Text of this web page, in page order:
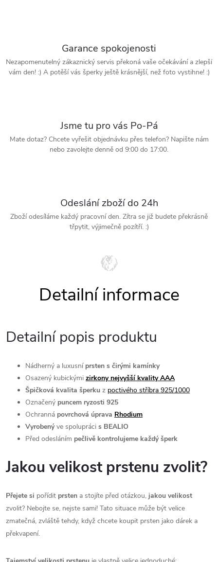
Garance spokojenosti
Nezapomenutelný zákaznický servis překoná vaše očekávání a zlepší
vám den! :) A potěší vás šperky ještě krásnější, než foto vystihne! :)
Jsme tu pro vás Po-Pá
Mate dotaz? Chcete vyřešit objednávku přes telefon? Napište nám
nebo zavolejte denně od 9:00 do 17:00.
Odeslání zboží do 24h
Zboží odesíláme každý pracovní den. Zítra se již budete překrásně
třpytit, výjimečně pozítří. :)
Detailní popis produktu
Nádherný a luxusní prsten s čirými kamínky
Osazený kubickými zirkony nejvyšší kvality AAA
Špičková kvalita šperku z poctivého stříbra 925/1000
Označený puncem ryzosti 925
Ochranná povrchová úprava Rhodium
Vyrobenýve spolupráci s BEALIO
Před odesláním pečlivě kontrolujeme každý šperk
Jakou velikost prstenu zvolit?
Přejete si pořídit prsten a stojíte před otázkou, jakou velikost
zvolit? Nebojte se, nejste sami! Tato situace může být velice
zmatečná, zvláště tehdy, když chcete koupit prsten jako dárek a
překvapení.